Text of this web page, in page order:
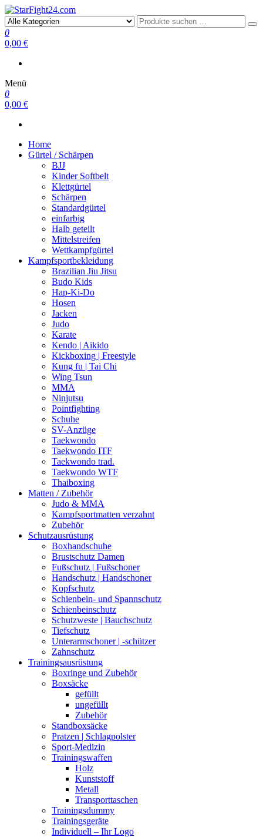
StarFight24.com
Kampfsportartikel
0
0,00 €
Menü
0
0,00 €
Home
Gürtel / Schärpen
BJJ
Kinder Softbelt
Klettgürtel
Schärpen
Standardgürtel
einfarbig
Halb geteilt
Mittelstreifen
Wettkampfgürtel
Kampfsportbekleidung
Brazilian Jiu Jitsu
Budo Kids
Hap-Ki-Do
Hosen
Jacken
Judo
Karate
Kendo | Aikido
Kickboxing | Freestyle
Kung fu | Tai Chi
Wing Tsun
MMA
Ninjutsu
Pointfighting
Schuhe
SV-Anzüge
Taekwondo
Taekwondo ITF
Taekwondo trad.
Taekwondo WTF
Thaiboxing
Matten / Zubehör
Judo & MMA
Kampfsportmatten verzahnt
Zubehör
Schutzausrüstung
Boxhandschuhe
Brustschutz Damen
Fußschutz | Fußschoner
Handschutz | Handschoner
Kopfschutz
Schienbein- und Spannschutz
Schienbeinschutz
Schutzweste | Bauchschutz
Tiefschutz
Unterarmschoner | -schützer
Zahnschutz
Trainingsausrüstung
Boxringe und Zubehör
Boxsäcke
gefüllt
ungefüllt
Zubehör
Standboxsäcke
Pratzen | Schlagpolster
Sport-Medizin
Trainingswaffen
Holz
Kunststoff
Metall
Transporttaschen
Trainingsdummy
Trainingsgeräte
Individuell – Ihr Logo